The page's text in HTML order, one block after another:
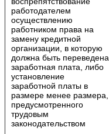
работодателем
осуществлению
работником права на
замену кредитной
организации, в которую
должна быть переведена
заработная плата, либо
установление
заработной платы в
размере менее размера,
предусмотренного
трудовым
законодательством